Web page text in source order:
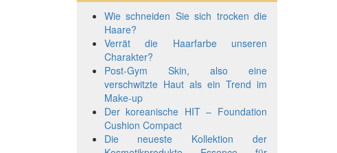
Wie schneiden Sie sich trocken die
Haare?
Verrät die Haarfarbe unseren
Charakter?
Post-Gym Skin, also eine
verschwitzte Haut als ein Trend im
Make-up
Der koreanische HIT – Foundation
Cushion Compact
Die neueste Kollektion der